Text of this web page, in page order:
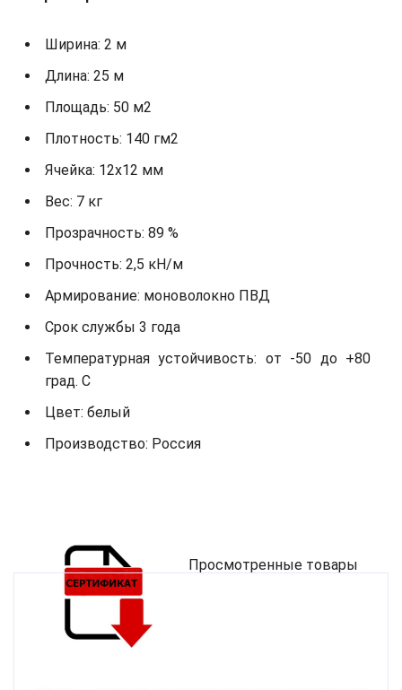
Ширина: 2 м
Длина: 25 м
Площадь: 50 м2
Плотность: 140 гм2
Ячейка: 12х12 мм
Вес: 7 кг
Прозрачность: 89 %
Прочность: 2,5 кН/м
Армирование: моноволокно ПВД
Срок службы 3 года
Температурная устойчивость: от -50 до +80
град. С
Цвет: белый
Производство: Россия
Просмотренные товары